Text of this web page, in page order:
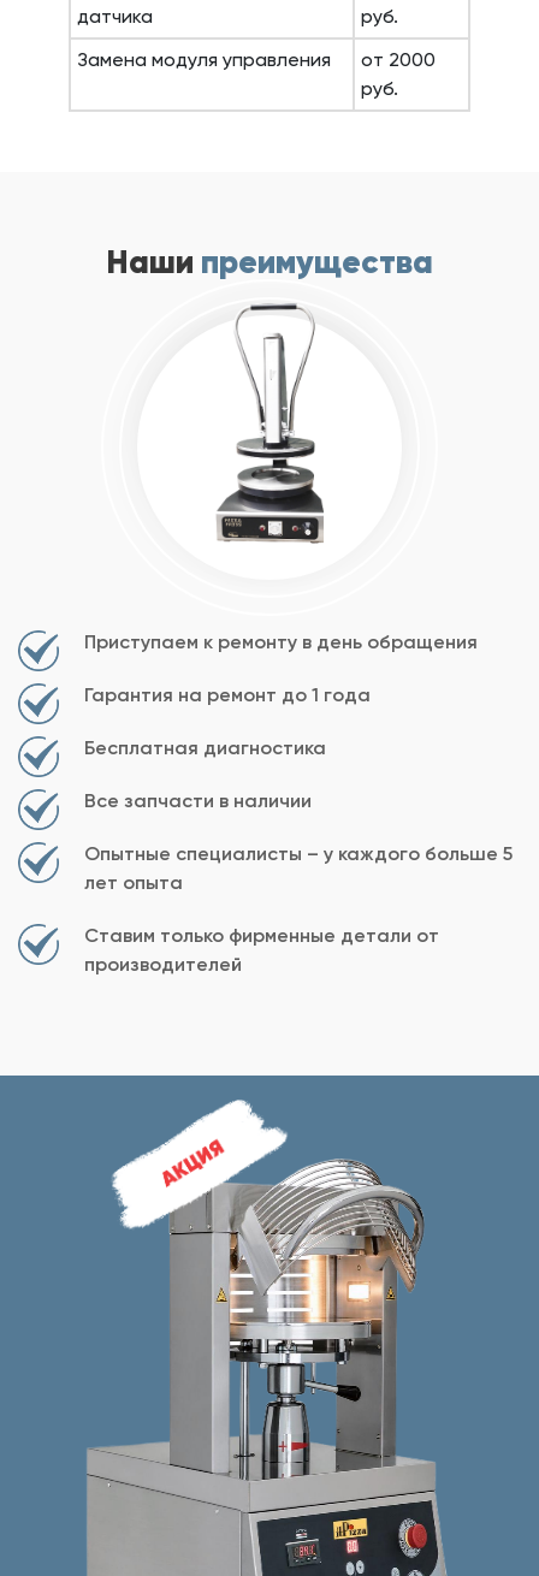
датчика
руб.
Замена модуля управления
от 2000
руб.
Наши преимущества
Приступаем к ремонту в день обращения
Гарантия на ремонт до 1 года
Бесплатная диагностика
Все запчасти в наличии
Опытные специалисты – у каждого больше 5
лет опыта
Ставим только фирменные детали от
производителей